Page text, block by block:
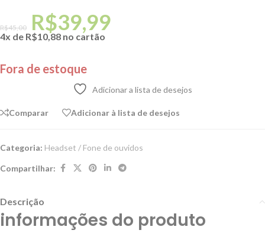
R$45,00 R$39,99
4x de R$10,88 no cartão
Fora de estoque
Adicionar a lista de desejos
Comparar Adicionar à lista de desejos
Categoria: Headset / Fone de ouvidos
Compartilhar:
Descrição
informações do produto